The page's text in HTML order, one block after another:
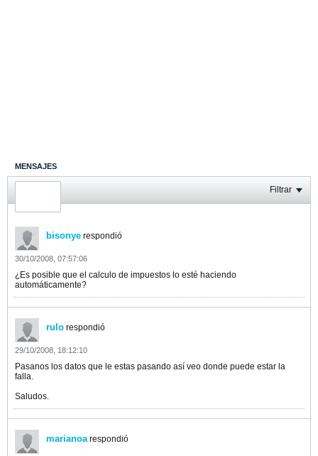
MENSAJES
ÚLTIMA ACTIVIDAD Filtrar
bisonye respondió
30/10/2008, 07:57:06
¿Es posible que el calculo de impuestos lo esté haciendo
automáticamente?
rulo respondió
29/10/2008, 18:12:10
Pasanos los datos que le estas pasando así veo donde puede estar la
falla.
Saludos.
marianoarespondió